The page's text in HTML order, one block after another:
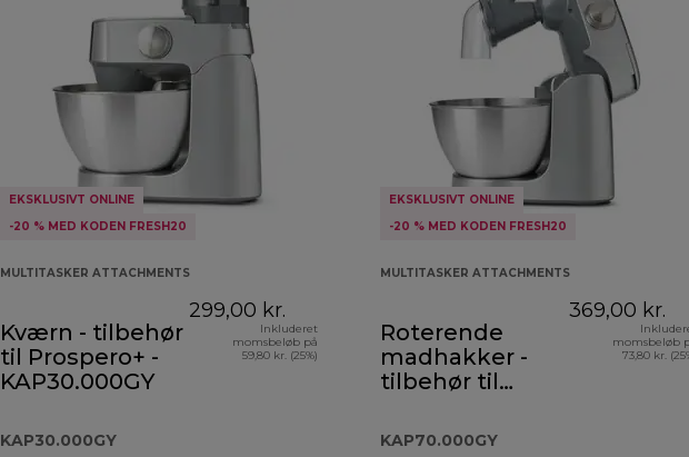
EKSKLUSIVT ONLINE
-20 % MED KODEN FRESH20
MULTITASKER ATTACHMENTS
Kværn - tilbehør
til Prospero+ -
KAP30.000GY
KAP30.000GY
299,00 kr.
Inkluderet
momsbeløb på
59,80 kr. (25%)
EKSKLUSIVT ONLINE
-20 % MED KODEN FRESH20
MULTITASKER ATTACHMENTS
Roterende
madhakker -
tilbehør til
KAP70.000GY
KAP70.000GY
369,00 kr.
momsbeløb
73,80 kr.